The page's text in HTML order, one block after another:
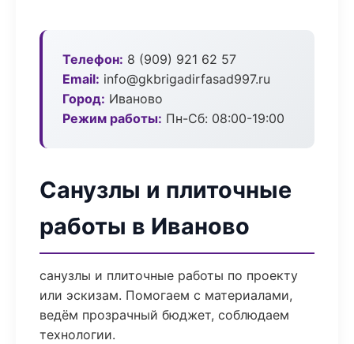
Телефон: 8 (909) 921 62 57
Email: info@gkbrigadirfasad997.ru
Город: Иваново
Режим работы: Пн-Сб: 08:00-19:00
Санузлы и плиточные
работы в Иваново
санузлы и плиточные работы по проекту
или эскизам. Помогаем с материалами,
ведём прозрачный бюджет, соблюдаем
технологии.